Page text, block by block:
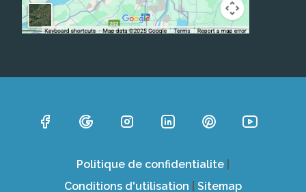
Politique de confidentialite
Conditions d'utilisation
Sitemap